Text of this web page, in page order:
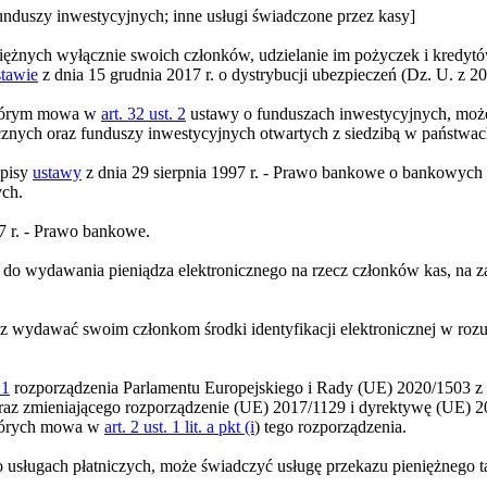
inwestycyjnych; inne usługi świadczone przez kasy]
wyłącznie swoich członków, udzielanie im pożyczek i
z dnia 15 grudnia 2017 r. o dystrybucji ubezpieczeń (Dz. U. z
mowa w art. 32 ust. 2 ustawy o funduszach inwestycyjnych,
oraz funduszy inwestycyjnych otwartych z siedzibą w
ustawy z dnia 29 sierpnia 1997 r. - Prawo bankowe o
r. - Prawo bankowe.
wydawania pieniądza elektronicznego na rzecz członków kas, na
wydawać swoim członkom środki identyfikacji elektronicznej w
rozporządzenia Parlamentu Europejskiego i Rady (UE) 2020/1503
zmieniającego rozporządzenie (UE) 2017/1129 i dyrektywę
mowa w art. 2 ust. 1 lit. a pkt (i) tego rozporządzenia.
płatniczych, może świadczyć usługę przekazu